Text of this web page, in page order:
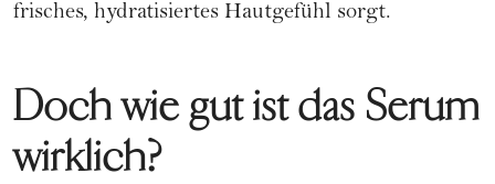
frisches, hydratisiertes Hautgefühl sorgt.
Doch wie gut ist das Serum
wirklich?